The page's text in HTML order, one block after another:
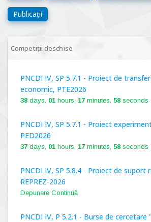
Publicații
Competiții deschise
PNCDI IV, SP 5.7.1 - Proiect de
economic, PTE2026
38 days, 01 hours, 17 minutes, 57 seconds
PNCDI IV, SP 5.7.1 - Proiect
PED2026
37 days, 01 hours, 17 minutes, 57 seconds
PNCDI IV, SP 5.8.4 - Proiect de suport
REPREZ-2026
Depunere Continuă
PNCDI IV, P 5.2.1 - Burse de cercetare